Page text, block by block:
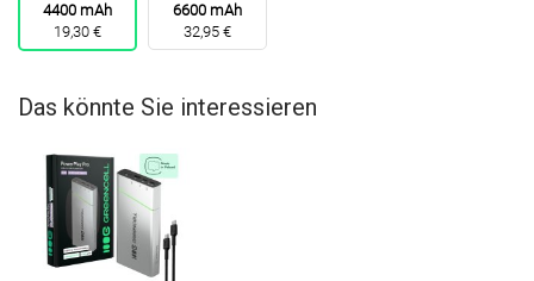
4400 mAh
19,30 €
6600 mAh
32,95 €
Das könnte Sie interessieren